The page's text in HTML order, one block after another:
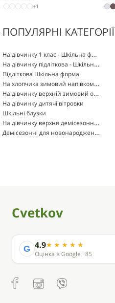
+1
ПОПУЛЯРНІ КАТЕГОРІЇ
На дівчинку 1 клас - Шкільна форма
На дівчинку підліткова - Шкільна форма
Підліткова Шкільна форма
На хлопчика зимовий напівкомбінезон
На дівчинку верхній зимовий одяг
На дівчинку дитячі вітровки
Шкільні блузки
На дівчинку верхня демісезонний дитячий одяг (Весняна-Осіння)
Демісезонні для новонароджених комбінезони (весна - осінь)
Cvetkov
G 4.9
Оцінка в Google · 85